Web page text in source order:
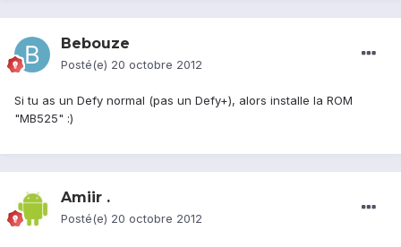
Bebouze
Posté(e) 20 octobre 2012
Si tu as un Defy normal (pas un Defy+), alors installe la ROM
"MB525" :)
Amiir .
Posté(e) 20 octobre 2012